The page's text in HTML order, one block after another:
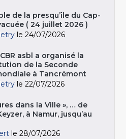
de la presqu’île du Cap-
( 24 juillet 2026 )
le 24/07/2026
asbl a organisé la
de la Seconde
à Tancrémont
le 22/07/2026
dans la Ville », … de
à Namur, jusqu’au
le 28/07/2026